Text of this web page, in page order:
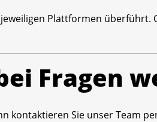
Plattformen
Fragen
kontaktieren Sie unser Team